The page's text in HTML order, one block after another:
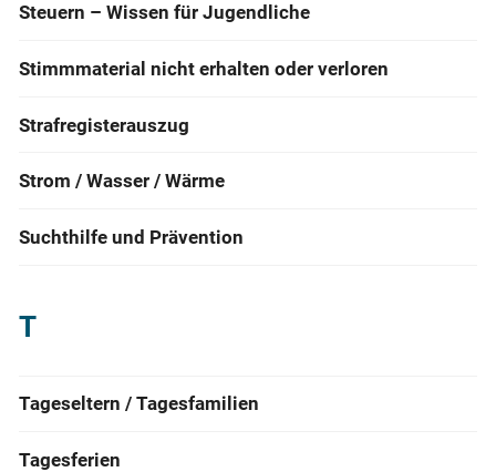
Steuern – Wissen für Jugendliche
Stimmmaterial nicht erhalten oder verloren
Strafregisterauszug
Strom / Wasser / Wärme
Suchthilfe und Prävention
T
Tageseltern / Tagesfamilien
Tagesferien